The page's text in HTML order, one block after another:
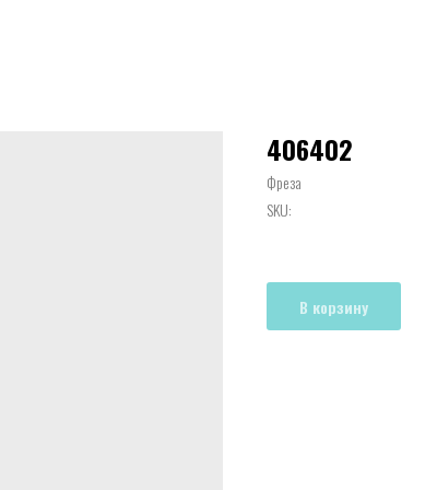
406402
Фреза
SKU:
В корзину